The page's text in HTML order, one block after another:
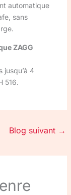
automatique
sans
ZAGG
jusqu’à 4
516.
Blog suivant →